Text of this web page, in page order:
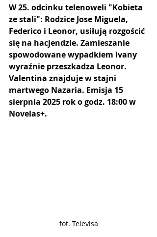
W 25. odcinku telenoweli "Kobieta
ze stali": Rodzice Jose Miguela,
Federico i Leonor, usiłują rozgościć
się na hacjendzie. Zamieszanie
spowodowane wypadkiem Ivany
wyraźnie przeszkadza Leonor.
Valentina znajduje w stajni
martwego Nazaria. Emisja 15
sierpnia 2025 rok o godz. 18:00 w
Novelas+.
fot. Televisa